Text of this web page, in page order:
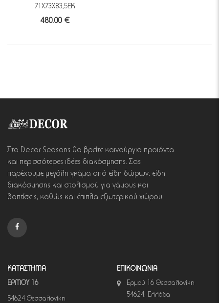
71Χ73Χ83,5ΕΚ
480.00 €
Στο Decor Seasons θα βρείτε καινούργια προϊόντα
και περισσότερες ιδέες διακόσμησης. Σας
παρέχουμε μεγάλη γκάμα από είδη δώρων, είδη
διακόσμησης και στολισμού για γάμους και
βαπτίσεις, καθώς και έπιπλα εξωτερικού χώρου.
ΚΑΤΑΣΤΗΜΑ
ΕΡΜΟΥ 16
54624 Θεσσαλονίκη
ΕΠΙΚΟΙΝΩΝΙΑ
Ερμού 16 Θεσσαλονίκη
54624, Ελλάδα